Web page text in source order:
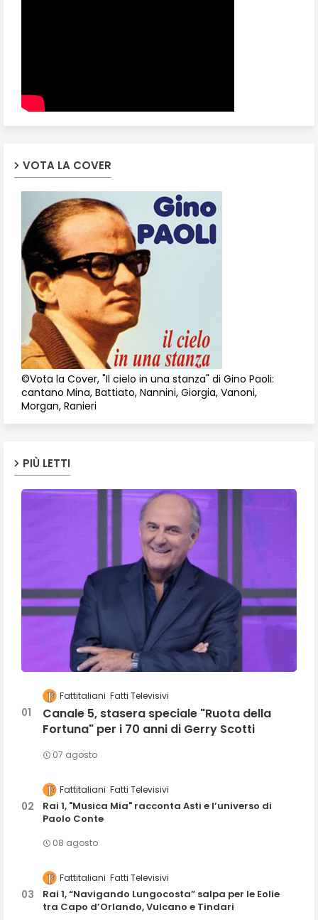
VOTA LA COVER
©Vota la Cover, "Il cielo in una stanza" di Gino Paoli:
cantano Mina, Battiato, Nannini, Giorgia, Vanoni,
Morgan, Ranieri
PIÙ LETTI
Fattitaliani Fatti Televisivi
Canale 5, stasera speciale "Ruota della
Fortuna" per i 70 anni di Gerry Scotti
07 agosto
Fattitaliani Fatti Televisivi
Rai 1, "Musica Mia" racconta Asti e l’universo di
Paolo Conte
08 agosto
Fattitaliani Fatti Televisivi
Rai 1, “Navigando Lungocosta” salpa per le Eolie
tra Capo d’Orlando, Vulcano e Tindari